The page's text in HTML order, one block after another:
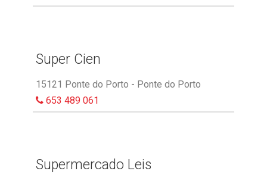
Super Cien
15121 Ponte do Porto - Ponte do Porto
653 489 061
Supermercado Leis